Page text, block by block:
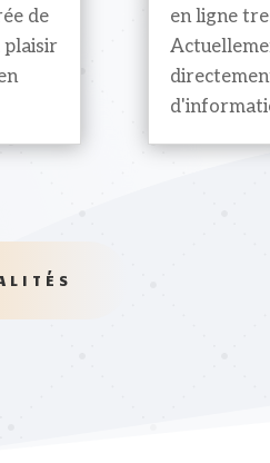
de
plaisir
en ligne